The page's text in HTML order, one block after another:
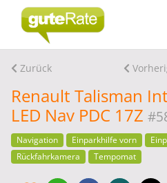
Zurück
Renault Talisman
LED Nav PDC 17Z
Navigation Einparkhilfe vorn
Rückfahrkamera
Tempomat